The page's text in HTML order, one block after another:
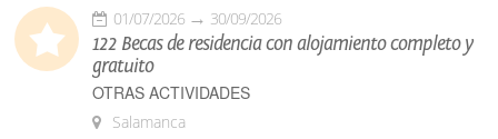
01/07/2026 30/09/2026
122 Becas de residencia con alojamiento completo y
gratuito
OTRAS ACTIVIDADES
Salamanca